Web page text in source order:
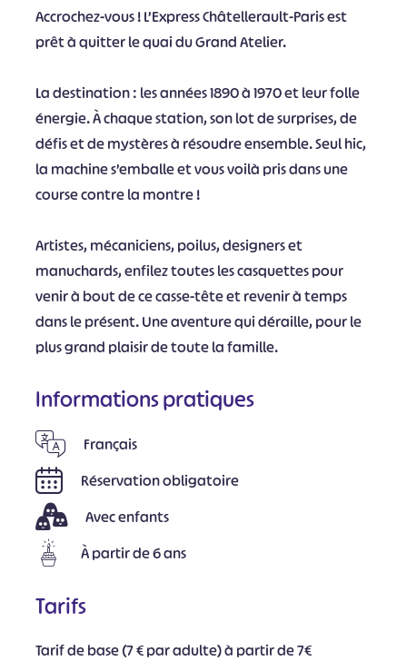
Accrochez-vous ! L’Express Châtellerault-Paris est
prêt à quitter le quai du Grand Atelier.
La destination : les années 1890 à 1970 et leur folle
énergie. À chaque station, son lot de surprises, de
défis et de mystères à résoudre ensemble. Seul hic,
la machine s’emballe et vous voilà pris dans une
course contre la montre !
Artistes, mécaniciens, poilus, designers et
manuchards, enfilez toutes les casquettes pour
venir à bout de ce casse-tête et revenir à temps
dans le présent. Une aventure qui déraille, pour le
plus grand plaisir de toute la famille.
Informations pratiques
Français
Réservation obligatoire
Avec enfants
À partir de 6 ans
Tarifs
Tarif de base (7 € par adulte) à partir de 7€